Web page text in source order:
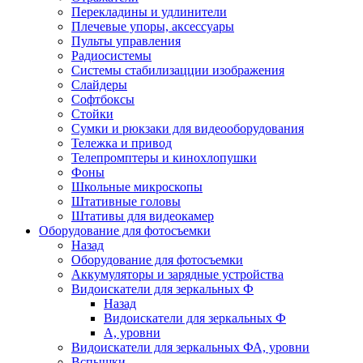
Перекладины и удлинители
Плечевые упоры, аксессуары
Пульты управления
Радиосистемы
Системы стабилизацции изображения
Слайдеры
Софтбоксы
Стойки
Сумки и рюкзаки для видеооборудования
Тележка и привод
Телепромптеры и кинохлопушки
Фоны
Школьные микроскопы
Штативные головы
Штативы для видеокамер
Оборудование для фотосъемки
Назад
Оборудование для фотосъемки
Аккумуляторы и зарядные устройства
Видоискатели для зеркальных Ф
Назад
Видоискатели для зеркальных Ф
А, уровни
Видоискатели для зеркальных ФА, уровни